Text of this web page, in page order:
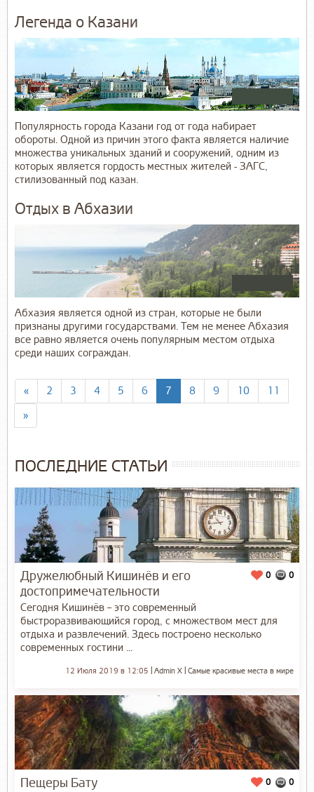
Легенда о Казани
Популярность города Казани год от года набирает
обороты. Одной из причин этого факта является наличие
множества уникальных зданий и сооружений, одним из
которых является гордость местных жителей - ЗАГС,
стилизованный под казан.
Отдых в Абхазии
Абхазия является одной из стран, которые не были
признаны другими государствами. Тем не менее Абхазия
все равно является очень популярным местом отдыха
среди наших сограждан.
« 2 3 4 5 6 7 8 9 10
11
»
ПОСЛЕДНИЕ СТАТЬИ
0
0
Дружелюбный Кишинёв и его
достопримечательности
Сегодня Кишинёв – это современный
быстроразвивающийся город, с множеством мест для
отдыха и развлечений. Здесь построено несколько
современных гостини ...
Самые красивые места в мире
Admin X
12 Июля 2019 в 12:05
0
0
Пещеры Бату